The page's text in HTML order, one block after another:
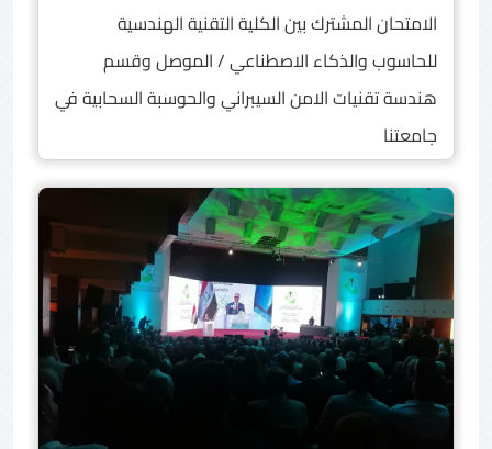
الامتحان المشترك بين الكلية التقنية الهندسية
للحاسوب والذكاء الاصطناعي / الموصل وقسم
هندسة تقنيات الامن السيبراني والحوسبة السحابية في
جامعتنا